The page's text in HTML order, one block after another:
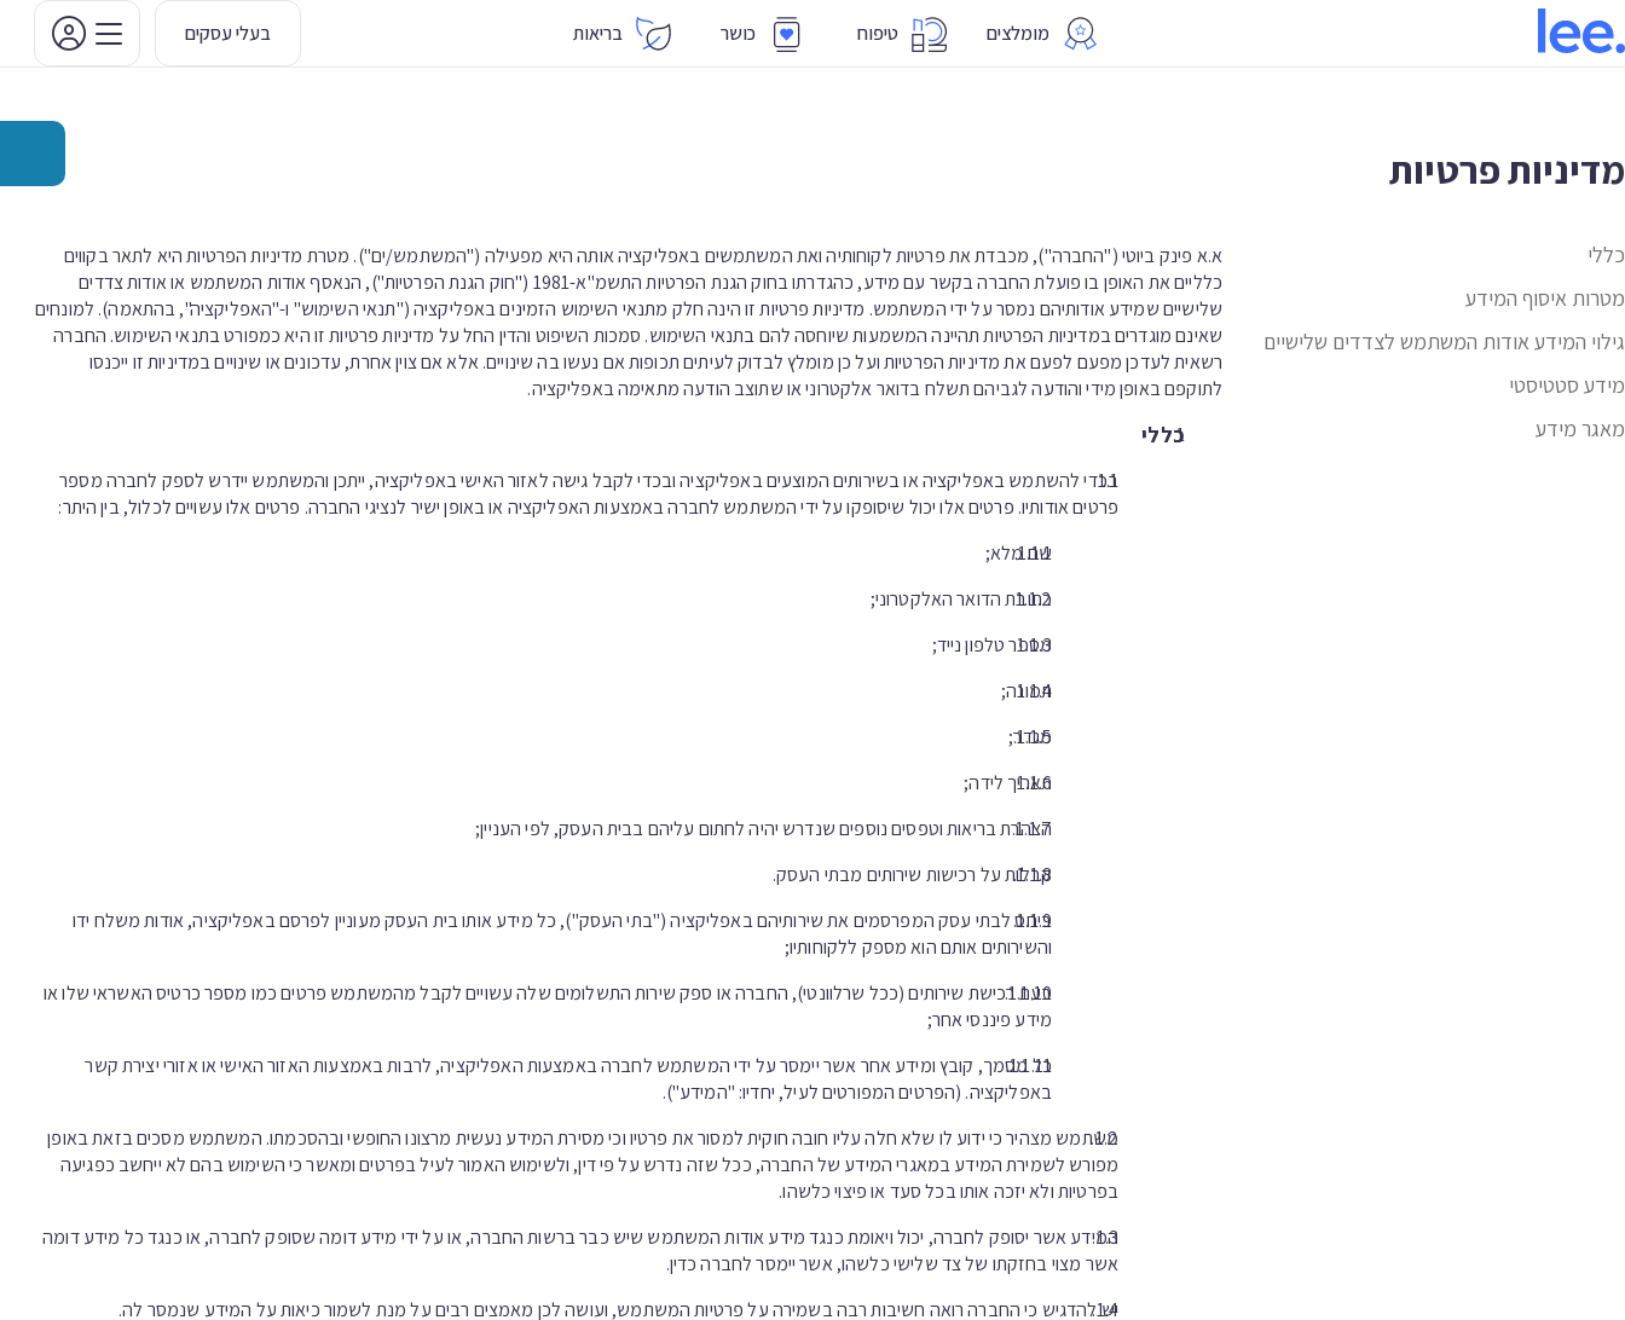
מומלצים טיפוח כושר בריאות בעלי עסקים
מדיניות פרטיות
כללי
מטרות איסוף המידע
גילוי המידע אודות המשתמש לצדדים שלישיים
מידע סטטיסטי
מאגר מידע
א.א פינק ביוטי ("החברה"), מכבדת את פרטיות לקוחותיה ואת המשתמשים באפליקציה אותה היא מפעילה ("המשתמש/ים"). מטרת מדיניות הפרטיות היא לתאר בקווים
כלליים את האופן בו פועלת החברה בקשר עם מידע, כהגדרתו בחוק הגנת הפרטיות התשמ"א-1981 ("חוק הגנת הפרטיות"), הנאסף אודות המשתמש או אודות צדדים
שלישיים שמידע אודותיהם נמסר על ידי המשתמש. מדיניות פרטיות זו הינה חלק מתנאי השימוש הזמינים באפליקציה ("תנאי השימוש" ו-"האפליקציה", בהתאמה). למונחים
שאינם מוגדרים במדיניות הפרטיות תהיינה המשמעות שיוחסה להם בתנאי השימוש. סמכות השיפוט והדין החל על מדיניות פרטיות זו היא כמפורט בתנאי השימוש. החברה
רשאית לעדכן מפעם לפעם את מדיניות הפרטיות ועל כן מומלץ לבדוק לעיתים תכופות אם נעשו בה שינויים. אלא אם צוין אחרת, עדכונים או שינויים במדיניות זו ייכנסו
לתוקפם באופן מידי והודעה לגביהם תשלח בדואר אלקטרוני או שתוצב הודעה מתאימה באפליקציה.
כללי
בכדי להשתמש באפליקציה או בשירותים המוצעים באפליקציה ובכדי לקבל גישה לאזור האישי באפליקציה, ייתכן והמשתמש יידרש לספק לחברה מספר
פרטים אודותיו. פרטים אלו יכול שיסופקו על ידי המשתמש לחברה באמצעות האפליקציה או באופן ישיר לנציגי החברה. פרטים אלו עשויים לכלול, בין היתר:
שם מלא;
כתובת הדואר האלקטרוני;
מספר טלפון נייד;
תמונה;
מגדר;
תאריך לידה;
הצהרת בריאות וטפסים נוספים שנדרש יהיה לחתום עליהם בבית העסק, לפי העניין;
קבלות על רכישות שירותים מבתי העסק.
ביחס לבתי עסק המפרסמים את שירותיהם באפליקציה ("בתי העסק"), כל מידע אותו בית העסק מעוניין לפרסם באפליקציה, אודות משלח ידו
והשירותים אותם הוא מספק ללקוחותיו;
בעת רכישת שירותים (ככל שרלוונטי), החברה או ספק שירות התשלומים שלה עשויים לקבל מהמשתמש פרטים כמו מספר כרטיס האשראי שלו או
מידע פיננסי אחר;
כל מסמך, קובץ ומידע אחר אשר יימסר על ידי המשתמש לחברה באמצעות האפליקציה, לרבות באמצעות האזור האישי או אזורי יצירת קשר
באפליקציה. (הפרטים המפורטים לעיל, יחדיו: "המידע").
משתמש מצהיר כי ידוע לו שלא חלה עליו חובה חוקית למסור את פרטיו וכי מסירת המידע נעשית מרצונו החופשי ובהסכמתו. המשתמש מסכים בזאת באופן
מפורש לשמירת המידע במאגרי המידע של החברה, ככל שזה נדרש על פי דין, ולשימוש האמור לעיל בפרטים ומאשר כי השימוש בהם לא ייחשב כפגיעה
בפרטיות ולא יזכה אותו בכל סעד או פיצוי כלשהו.
המידע אשר יסופק לחברה, יכול ויאומת כנגד מידע אודות המשתמש שיש כבר ברשות החברה, או על ידי מידע דומה שסופק לחברה, או כנגד כל מידע דומה
אשר מצוי בחזקתו של צד שלישי כלשהו, אשר יימסר לחברה כדין.
יש להדגיש כי החברה רואה חשיבות רבה בשמירה על פרטיות המשתמש, ועושה לכן מאמצים רבים על מנת לשמור כיאות על המידע שנמסר לה.